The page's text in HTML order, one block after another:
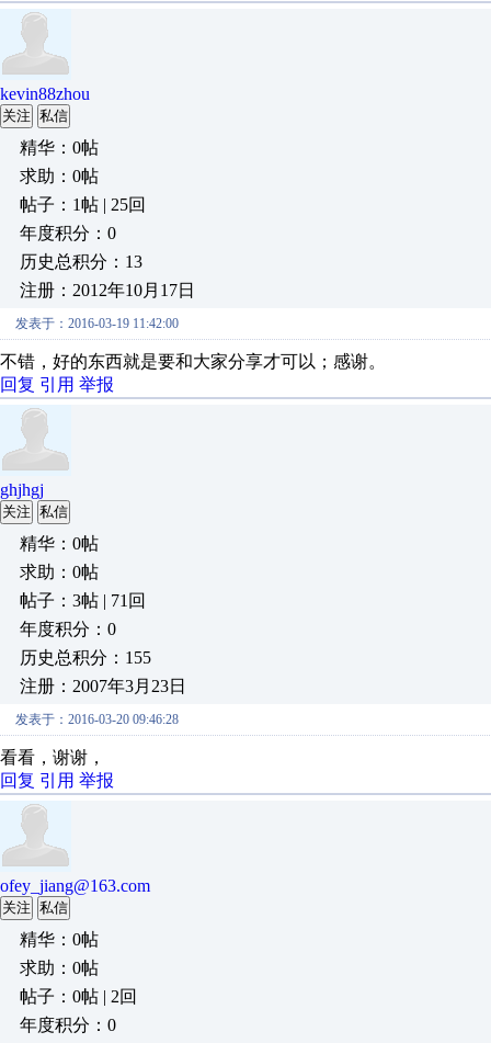
kevin88zhou
关注 私信
精华：0帖
求助：0帖
帖子：1帖 | 25回
年度积分：0
历史总积分：13
注册：2012年10月17日
发表于：2016-03-19 11:42:00
不错，好的东西就是要和大家分享才可以；感谢。
回复 引用 举报
ghjhgj
关注 私信
精华：0帖
求助：0帖
帖子：3帖 | 71回
年度积分：0
历史总积分：155
注册：2007年3月23日
发表于：2016-03-20 09:46:28
看看，谢谢，
回复 引用 举报
ofey_jiang@163.com
关注 私信
精华：0帖
求助：0帖
帖子：0帖 | 2回
年度积分：0